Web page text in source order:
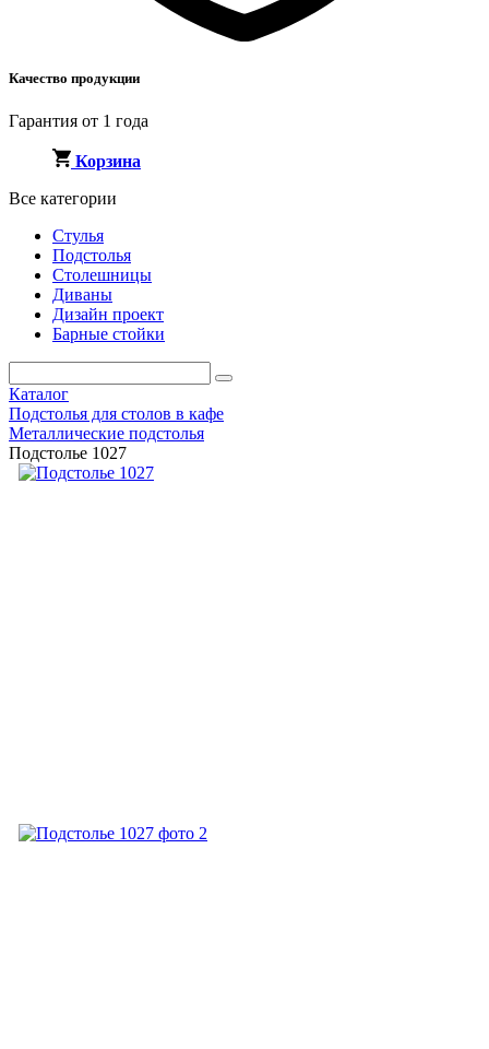
Качество продукции
Гарантия от 1 года
Корзина
Все категории
Стулья
Подстолья
Столешницы
Диваны
Дизайн проект
Барные стойки
Каталог
Подстолья для столов в кафе
Металлические подстолья
Подстолье 1027